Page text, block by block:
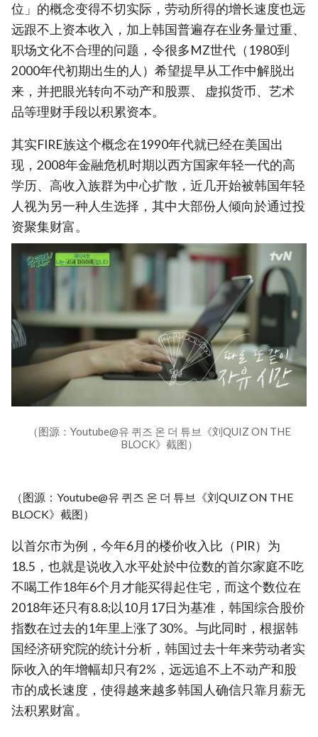
位」的概念变得不切实际，劳动所得的增长速度也远
远跟不上资本收入，加上韩国普遍存在业务量过重、
职场文化不合理的问题，令很多MZ世代（1980到
2000年代初期出生的人）希望提早从工作中解脱出
来，并把眼光转向不动产和股票、 虚拟货币、艺术
品等理财手段以积累资本。
其实FIRE族这个概念在1990年代就已经在美国出
现，2008年金融危机时期以西方国家年轻一代的高
学历、高收入族群为中心扩散，近几开始被韩国年轻
人视为另一种人生选择，其中大部份人倾向於通过投
资聚集财富。
（图源：Youtube@유 퀴즈 온 더 튜브《刘QUIZ ON THE
BLOCK》截图）
（图源：Youtube@유 퀴즈 온 더 튜브《刘QUIZ ON THE
BLOCK》截图）
以首尔市为例，今年6月的楼价收入比（PIR）为
18.5，也就是说收入水平处於中位数的首尔家庭不吃
不喝工作18年6个月才能买得起住宅，而这个数位在
2018年还只有8.8;以10月17日为基准，韩国综合股价
指数在过去的1年里上涨了30%。与此同时，根据韩
国经济研究院的统计分析，韩国过去十年来劳动者实
际收入的年增幅却只有2%，远远追不上不动产和股
市的成长速度，使得越来越多韩国人确信只靠月薪无
法积累财富。